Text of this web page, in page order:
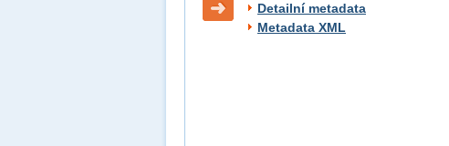
Detailní metadata
Metadata XML